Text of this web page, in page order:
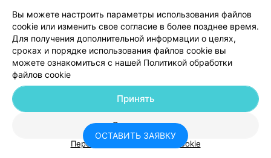
Вы можете настроить параметры использования файлов
cookie или изменить свое согласие в более позднее время.
Для получения дополнительной информации о целях,
сроках и порядке использования файлов cookie вы
можете ознакомиться с нашей Политикой обработки
файлов cookie
Отклонить
Принять
Персональные настройки Cookie
ОСТАВИТЬ ЗАЯВКУ